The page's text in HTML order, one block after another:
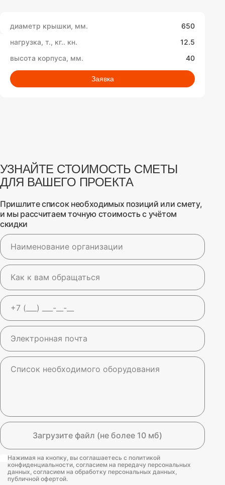
650
12.5
40
Заявка
УЗНАЙТЕ СТОИМОСТЬ СМЕТЫ
ДЛЯ ВАШЕГО ПРОЕКТА
Пришлите список необходимых позиций или смету,
и мы рассчитаем точную стоимость с учётом
скидки
Загрузите файл (не более 10 мб)
Нажимая на кнопку, вы соглашаетесь с политикой
конфиденциальности, согласием на передачу персональных
данных, согласием на обработку персональных данных,
публичной офертой.